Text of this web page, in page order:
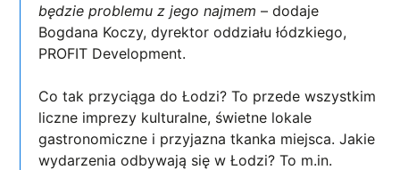
będzie problemu z jego najmem – dodaje
Bogdana Koczy, dyrektor oddziału łódzkiego,
PROFIT Development.
Co tak przyciąga do Łodzi? To przede wszystkim
liczne imprezy kulturalne, świetne lokale
gastronomiczne i przyjazna tkanka miejsca. Jakie
wydarzenia odbywają się w Łodzi? To m.in.